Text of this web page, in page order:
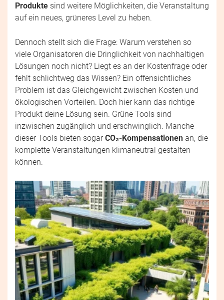
Produkte sind weitere Möglichkeiten, die Veranstaltung
auf ein neues, grüneres Level zu heben.
Dennoch stellt sich die Frage: Warum verstehen so
viele Organisatoren die Dringlichkeit von nachhaltigen
Lösungen noch nicht? Liegt es an der Kostenfrage oder
fehlt schlichtweg das Wissen? Ein offensichtliches
Problem ist das Gleichgewicht zwischen Kosten und
ökologischen Vorteilen. Doch hier kann das richtige
Produkt deine Lösung sein. Grüne Tools sind
inzwischen zugänglich und erschwinglich. Manche
dieser Tools bieten sogarCO₂-Kompensationen an, die
komplette Veranstaltungen klimaneutral gestalten
können.